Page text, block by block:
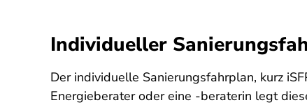
Individueller
Der individuelle Sanierungsfahrplan, kurz
Energieberater oder eine -beraterin legt